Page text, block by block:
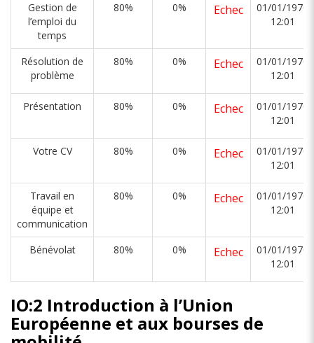
Gestion de
l’emploi du
temps
80% 0% Echec
01/01/1970
12:01
Résolution de
problème
80% 0% Echec
01/01/1970
12:01
Présentation 80% 0% Echec
01/01/1970
12:01
Votre CV 80% 0% Echec
01/01/1970
12:01
Travail en
équipe et
communication
80% 0% Echec
01/01/1970
12:01
Bénévolat 80% 0% Echec
01/01/1970
12:01
IO:2 Introduction à l’Union
Européenne et aux bourses de